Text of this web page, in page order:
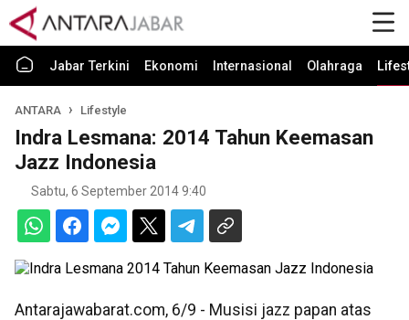
Jabar Terkini Ekonomi Internasional Olahraga
ANTARA Lifestyle
Indra Lesmana: 2014 Tahun Keemasan
Jazz Indonesia
Sabtu, 6 September 2014 9:40
Antarajawabarat.com, 6/9 - Musisi jazz papan atas